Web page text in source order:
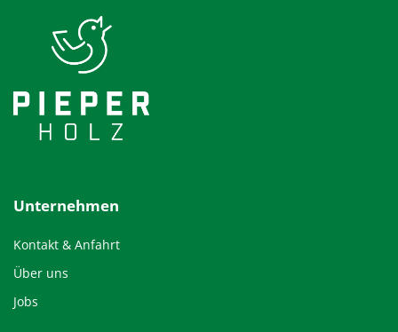
Unternehmen
Kontakt & Anfahrt
Über uns
Jobs